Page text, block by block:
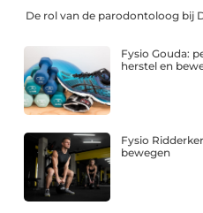
De rol van de parodontoloog bij
Fysio Gouda:
herstel en
Fysio
bewegen